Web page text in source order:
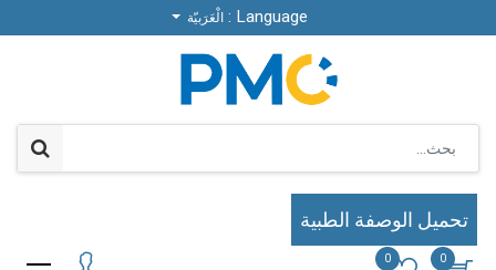
Language : الْعَرَبيّة
تحميل الوصفة الطبية
0
0
Language : الْعَرَبيّة
تحميل الوصفة الطبية
0
0